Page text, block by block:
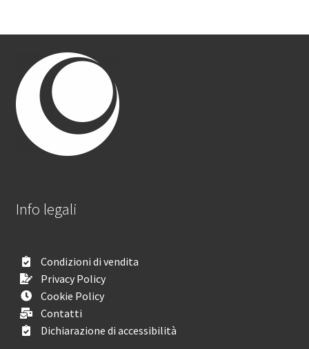
Info legali
Condizioni di vendita
Privacy Policy
Cookie Policy
Contatti
Dichiarazione di accessibilità